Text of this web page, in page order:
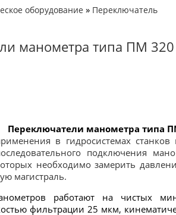
оборудование » Переключатель
манометра типа ПМ 320
Переключатели манометра типа
в гидросистемах
подключения
необходимо замерить
магистраль.
работают на чистых
фильтрации 25 мкм,